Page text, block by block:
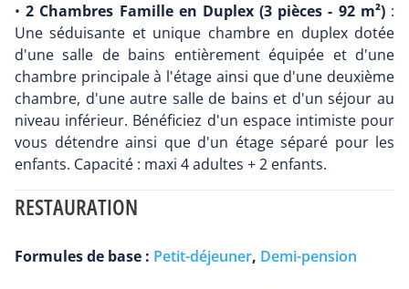
•2 Chambres Famille en Duplex (3 pièces - 92 m²):
Une séduisante et unique chambre en duplex dotée
d'une salle de bains entièrement équipée et d'une
chambre principale à l'étage ainsi que d'une deuxième
chambre, d'une autre salle de bains et d'un séjour au
niveau inférieur. Bénéficiez d'un espace intimiste pour
vous détendre ainsi que d'un étage séparé pour les
enfants. Capacité : maxi 4 adultes + 2 enfants.
RESTAURATION
Formules de base : Petit-déjeuner, Demi-pension